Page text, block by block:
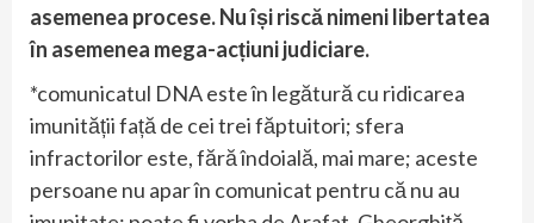
asemenea procese. Nu își riscă nimeni libertatea
în asemenea mega-acțiuni judiciare.
*comunicatul DNA este în legătură cu ridicarea
imunității față de cei trei făptuitori; sfera
infractorilor este, fără îndoială, mai mare; aceste
persoane nu apar în comunicat pentru că nu au